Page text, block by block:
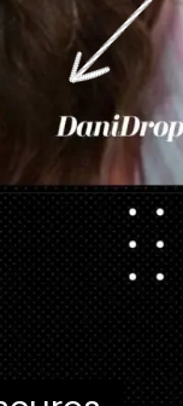
categoria/pelo/